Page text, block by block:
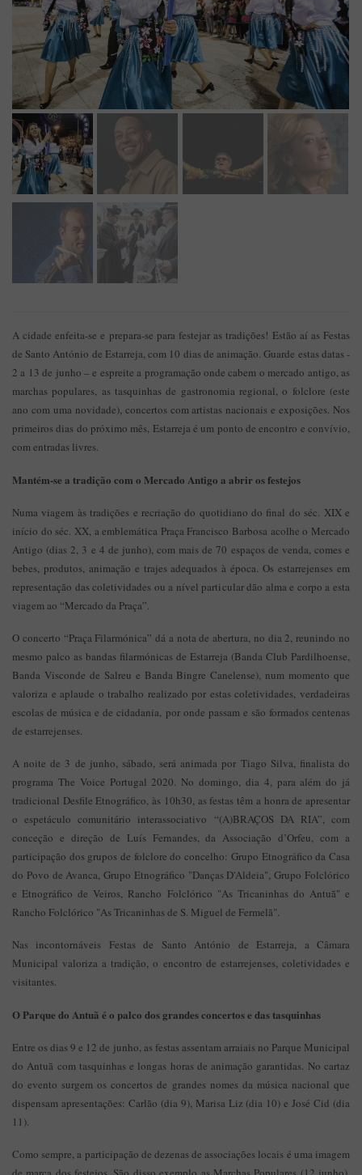
A cidade enfeita-se e prepara-se para festejar as tradições! Estão aí as Festas
de Santo António de Estarreja, com 10 dias de animação. Guarde estas datas -
2 a 13 de junho – e espreite a programação onde cabem o mercado antigo, as
marchas populares, as tasquinhas de gastronomia regional, o folclore (este
ano com uma novidade), concertos com artistas nacionais e exposições. Nos
primeiros dias do próximo mês, Estarreja é um ponto de encontro e convívio,
com entradas livres.
Mantém-se a tradição com o Mercado Antigo a abrir os festejos
Numa viagem às tradições e recriação do quotidiano do final do séc. XIX e
início do séc. XX, a emblemática Praça Francisco Barbosa acolhe o Mercado
Antigo (dias 2, 3 e 4 de junho), com mais de 70 espaços de venda, comes e
bebes, produtos, animação e trajes adequados à época. Os estarrejenses em
representação das coletividades ou a nível particular dão alma e corpo a esta
viagem ao “Mercado da Praça”.
O concerto “Praça Filarmónica” dá a nota de abertura, no dia 2, reunindo no
mesmo palco as bandas filarmónicas de Estarreja (Banda Club Pardilhoense,
Banda Visconde de Salreu e Banda Bingre Canelense), num momento que
valoriza e aplaude o trabalho realizado por estas coletividades, verdadeiras
escolas de música e de cidadania, por onde passam e são formados centenas
de estarrejenses.
A noite de 3 de junho, sábado, será animada por Tiago Silva, finalista do
programa The Voice Portugal 2020. No domingo, dia 4, para além do já
tradicional Desfile Etnográfico, às 10h30, as festas têm a honra de apresentar
o espetáculo comunitário interassociativo “(A)BRAÇOS DA RIA”, com
conceção e direção de Luís Fernandes, da Associação d’Orfeu, com a
participação dos grupos de folclore do concelho: Grupo Etnográfico da Casa
do Povo de Avanca, Grupo Etnográfico "Danças D'Aldeia", Grupo Folclórico
e Etnográfico de Veiros, Rancho Folclórico "As Tricaninhas do Antuã" e
Rancho Folclórico "As Tricaninhas de S. Miguel de Fermelã".
Nas incontornáveis Festas de Santo António de Estarreja, a Câmara
Municipal valoriza a tradição, o encontro de estarrejenses, coletividades e
visitantes.
O Parque do Antuã é o palco dos grandes concertos e das tasquinhas
Entre os dias 9 e 12 de junho, as festas assentam arraiais no Parque Municipal
do Antuã com tasquinhas e longas horas de animação garantidas. No cartaz
do evento surgem os concertos de grandes nomes da música nacional que
dispensam apresentações: Carlão (dia 9), Marisa Liz (dia 10) e José Cid (dia
11).
Como sempre, a participação de dezenas de associações locais é uma imagem